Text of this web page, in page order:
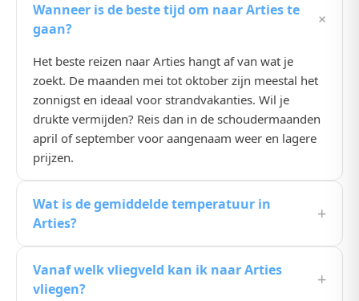
Wanneer is de beste tijd om naar Arties te
gaan?
+
Het beste reizen naar Arties hangt af van wat je
zoekt. De maanden mei tot oktober zijn meestal het
zonnigst en ideaal voor strandvakanties. Wil je
drukte vermijden? Reis dan in de schoudermaanden
april of september voor aangenaam weer en lagere
prijzen.
Wat is de gemiddelde temperatuur in
Arties?
+
zomermaanden rond de 25, 30°C. In de winter koelt
het wat af, maar het blijft een prima bestemming
Vanaf welk vliegveld kan ik naar Arties
vliegen?
+